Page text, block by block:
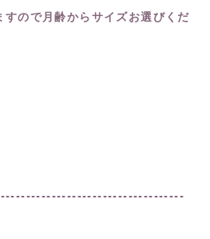
ので月齢からサイズお選びくだ